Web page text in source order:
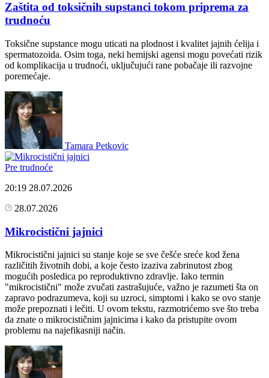
Zaštita od toksičnih supstanci tokom priprema za
trudnoću
Toksične supstance mogu uticati na plodnost i kvalitet jajnih ćelija i
spermatozoida. Osim toga, neki hemijski agensi mogu povećati rizik
od komplikacija u trudnoći, uključujući rane pobačaje ili razvojne
poremećaje.
Tamara Petkovic
Pre trudnoće
20:19 28.07.2026
28.07.2026
Mikrocistični jajnici
Mikrocistični jajnici su stanje koje se sve češće sreće kod žena
različitih životnih dobi, a koje često izaziva zabrinutost zbog
mogućih posledica po reproduktivno zdravlje. Iako termin
"mikrocistični" može zvučati zastrašujuće, važno je razumeti šta on
zapravo podrazumeva, koji su uzroci, simptomi i kako se ovo stanje
može prepoznati i lečiti. U ovom tekstu, razmotrićemo sve što treba
da znate o mikrocističnim jajnicima i kako da pristupite ovom
problemu na najefikasniji način.